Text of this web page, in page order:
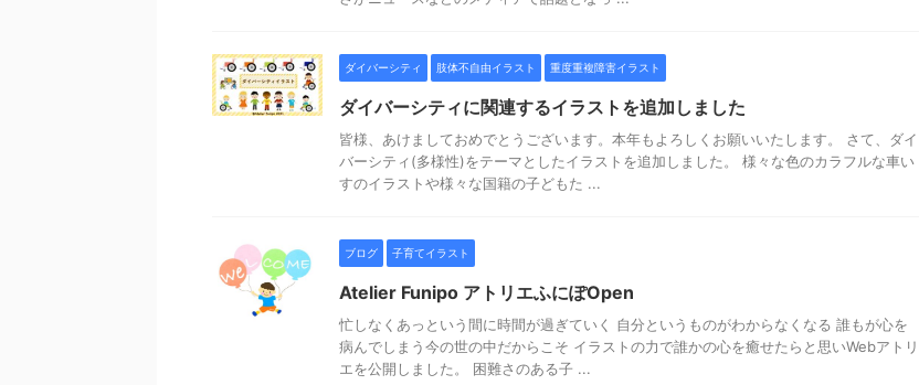
ダイバーシティ 肢体不自由イラスト 重度重複障害イラスト
ダイバーシティに関連するイラストを追加しました
皆様、あけましておめでとうございます。本年もよろしくお願いいたします。 さて、ダイ
バーシティ(多様性)をテーマとしたイラストを追加しました。 様々な色のカラフルな車い
すのイラストや様々な国籍の子どもた ...
ブログ 子育てイラスト
Atelier Funipo アトリエふにぽOpen
忙しなくあっという間に時間が過ぎていく 自分というものがわからなくなる 誰もが心を
病んでしまう今の世の中だからこそ イラストの力で誰かの心を癒せたらと思いWebアトリ
エを公開しました。 困難さのある子 ...